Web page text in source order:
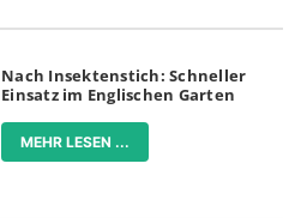
Nach Insektenstich: Schneller
Einsatz im Englischen Garten
MEHR LESEN ...